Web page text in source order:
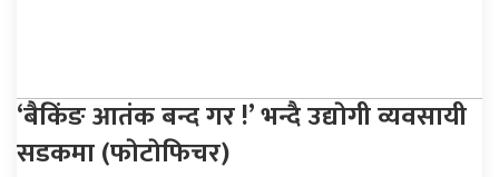
‘बैकिंङ आतंक बन्द गर !’ भन्दै उद्याेगी व्यवसायी
सडकमा (फाेटाेफिचर)